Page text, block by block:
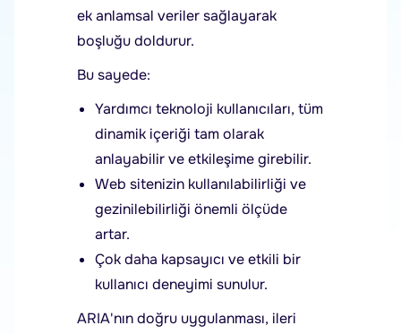
ek anlamsal veriler sağlayarak
boşluğu doldurur.
Bu sayede:
Yardımcı teknoloji kullanıcıları, tüm
dinamik içeriği tam olarak
anlayabilir ve etkileşime girebilir.
Web sitenizin kullanılabilirliği ve
gezinilebilirliği önemli ölçüde
artar.
Çok daha kapsayıcı ve etkili bir
kullanıcı deneyimi sunulur.
ARIA'nın doğru uygulanması, ileri